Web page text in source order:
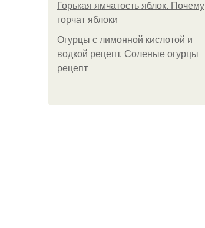
Горькая ямчатость яблок. Почему
горчат яблоки
Огурцы с лимонной кислотой и
водкой рецепт. Соленые огурцы
рецепт